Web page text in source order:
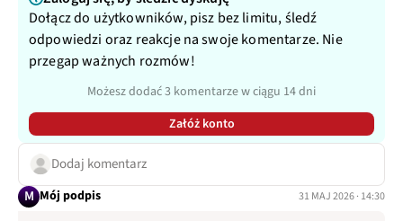
Dołącz do użytkowników, pisz bez limitu, śledź
odpowiedzi oraz reakcje na swoje komentarze. Nie
przegap ważnych rozmów!
Możesz dodać 3 komentarze w ciągu 14 dni
Załóż konto
Dodaj komentarz
M Mój podpis 31 MAJ 2026 · 14:30